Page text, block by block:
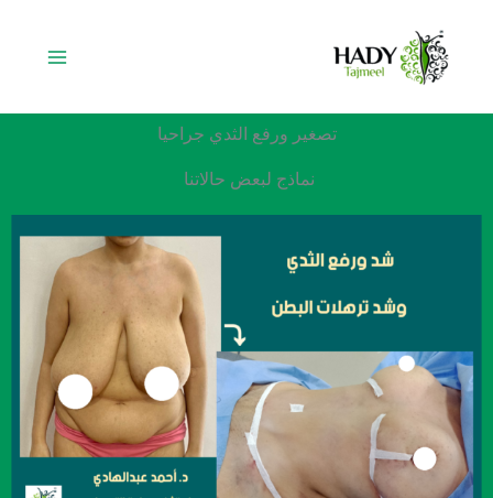
المحتوى
تصغير ورفع الثدي جراحيا
نماذج لبعض حالاتنا